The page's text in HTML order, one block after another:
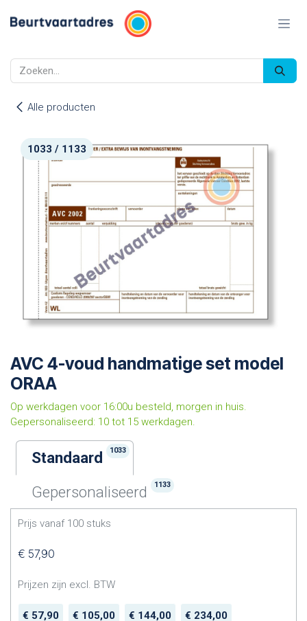
Alle producten
1033 / 1133
AVC 4-voud handmatige set model
ORAA
Op werkdagen voor 16:00u besteld, morgen in huis.
Gepersonaliseerd: 10 tot 15 werkdagen.
Standaard 1033
Gepersonaliseerd 1133
Prijs vanaf 100 stuks
€ 57,90
Prijzen zijn excl. BTW
€ 57,90 € 105,00 € 144,00 € 234,00